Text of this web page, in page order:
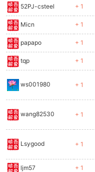
52PJ-csteel + 1
Micn + 1
papapo + 1
tqp + 1
ws001980 + 1
wang82530 + 1
Lsygood + 1
ljm57 + 1